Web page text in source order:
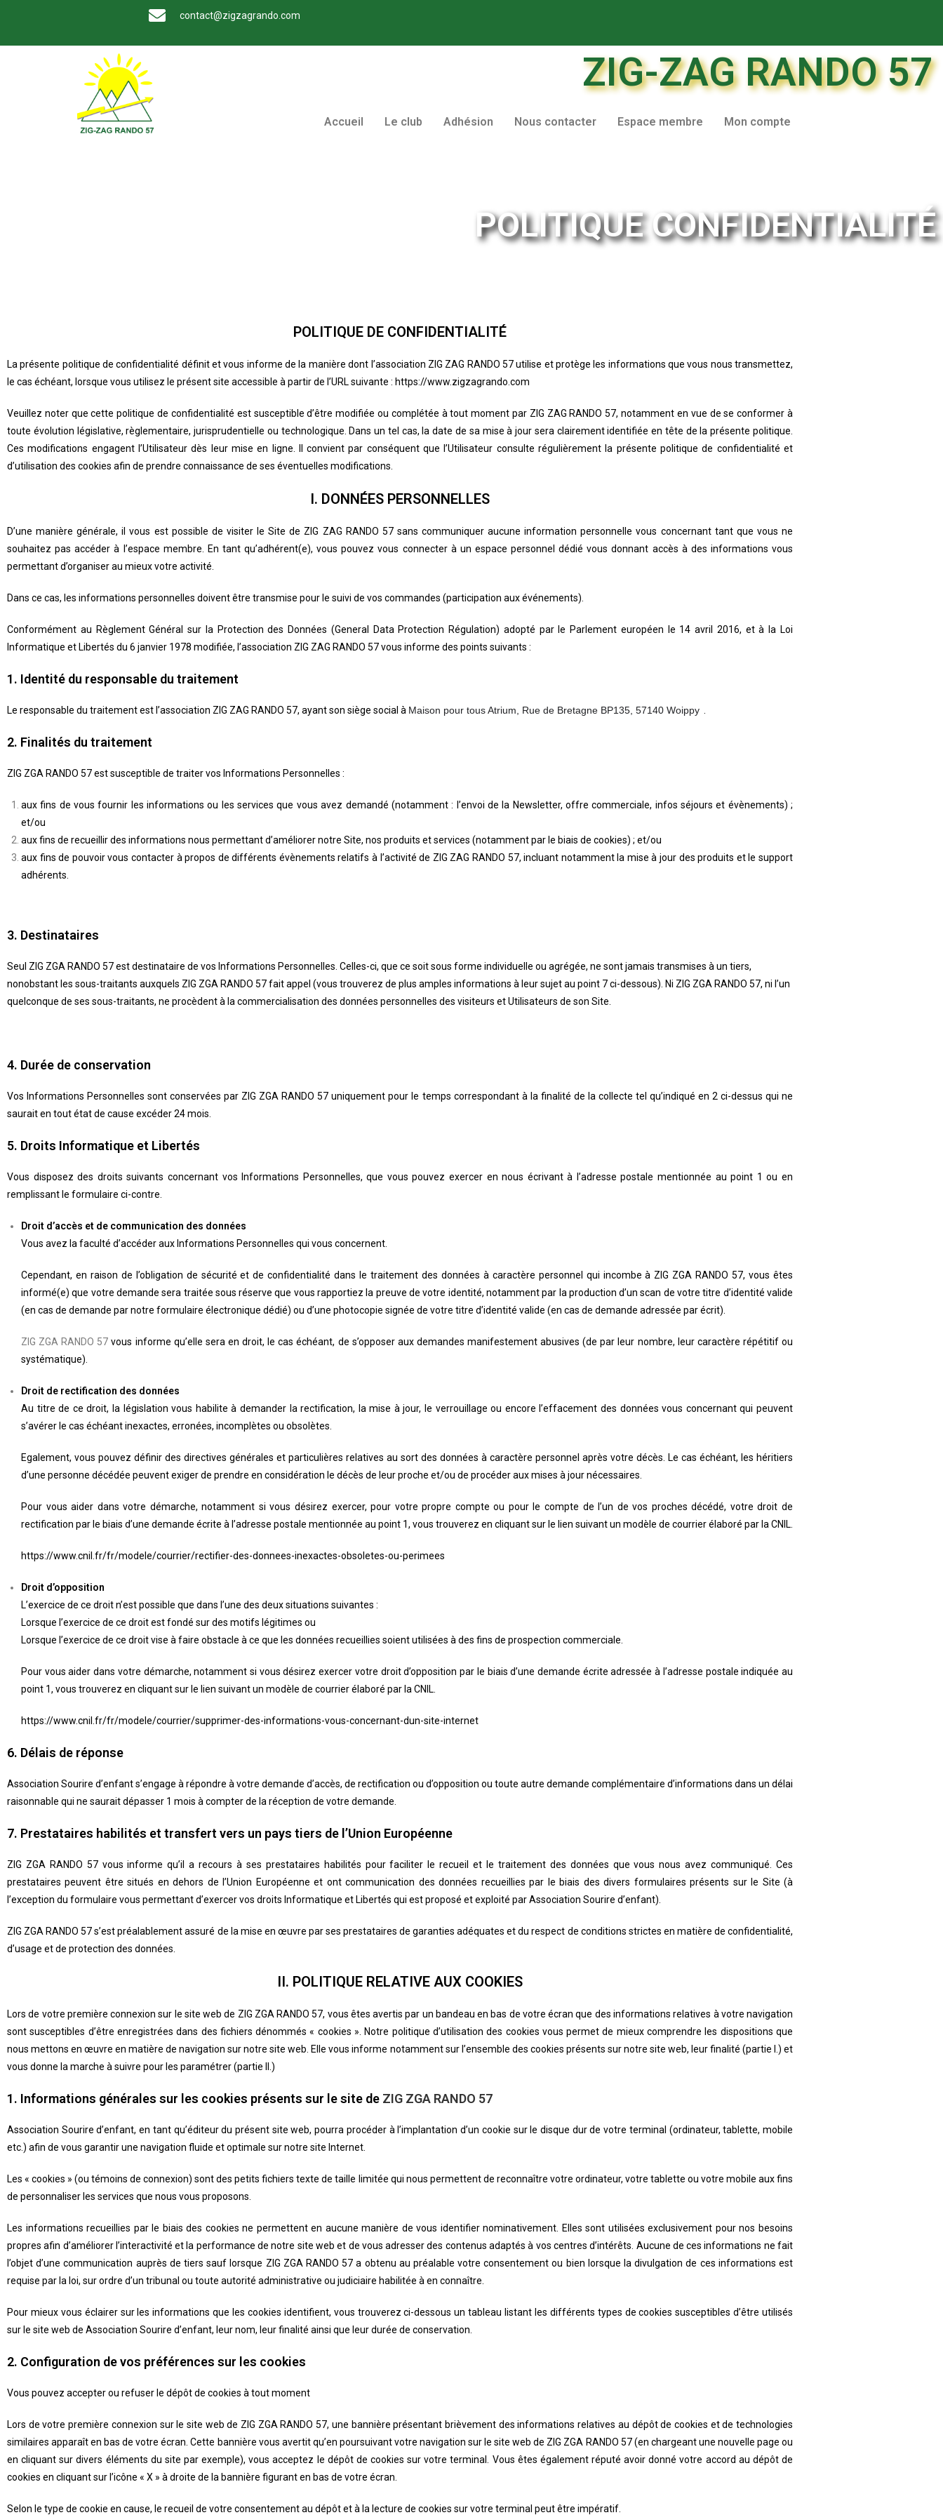
contact@zigzagrando.com
ZIG-ZAG RANDO 57
Accueil Le club Adhésion Nous contacter Espace membre Mon compte
POLITIQUE CONFIDENTIALITÉ
POLITIQUE DE CONFIDENTIALITÉ
La présente politique de confidentialité définit et vous informe de la manière dont l’association ZIG ZAG RANDO 57 utilise et protège les informations que vous nous transmettez,
le cas échéant, lorsque vous utilisez le présent site accessible à partir de l’URL suivante : https://www.zigzagrando.com
Veuillez noter que cette politique de confidentialité est susceptible d’être modifiée ou complétée à tout moment par ZIG ZAG RANDO 57, notamment en vue de se conformer à
toute évolution législative, règlementaire, jurisprudentielle ou technologique. Dans un tel cas, la date de sa mise à jour sera clairement identifiée en tête de la présente politique.
Ces modifications engagent l’Utilisateur dès leur mise en ligne. Il convient par conséquent que l’Utilisateur consulte régulièrement la présente politique de confidentialité et
d’utilisation des cookies afin de prendre connaissance de ses éventuelles modifications.
I. DONNÉES PERSONNELLES
D’une manière générale, il vous est possible de visiter le Site de ZIG ZAG RANDO 57 sans communiquer aucune information personnelle vous concernant tant que vous ne
souhaitez pas accéder à l’espace membre. En tant qu’adhérent(e), vous pouvez vous connecter à un espace personnel dédié vous donnant accès à des informations vous
permettant d’organiser au mieux votre activité.
Dans ce cas, les informations personnelles doivent être transmise pour le suivi de vos commandes (participation aux événements).
Conformément au Règlement Général sur la Protection des Données (General Data Protection Régulation) adopté par le Parlement européen le 14 avril 2016, et à la Loi
Informatique et Libertés du 6 janvier 1978 modifiée, l’association ZIG ZAG RANDO 57 vous informe des points suivants :
1. Identité du responsable du traitement
Le responsable du traitement est l’association ZIG ZAG RANDO 57, ayant son siège social à Maison pour tous Atrium, Rue de Bretagne BP135, 57140 Woippy
2. Finalités du traitement
ZIG ZGA RANDO 57 est susceptible de traiter vos Informations Personnelles :
aux fins de vous fournir les informations ou les services que vous avez demandé (notamment : l’envoi de la Newsletter, offre commerciale, infos séjours et évènements) ;
et/ou
aux fins de recueillir des informations nous permettant d’améliorer notre Site, nos produits et services (notamment par le biais de cookies) ; et/ou
aux fins de pouvoir vous contacter à propos de différents évènements relatifs à l’activité de ZIG ZAG RANDO 57, incluant notamment la mise à jour des produits et le support
adhérents.
3. Destinataires
Seul ZIG ZGA RANDO 57est destinataire de vos Informations Personnelles. Celles-ci, que ce soit sous forme individuelle ou agrégée, ne sont jamais transmises à un tiers,
nonobstant les sous-traitants auxquels ZIG ZGA RANDO 57fait appel (vous trouverez de plus amples informations à leur sujet au point 7 ci-dessous). Ni ZIG ZGA RANDO 57, ni l’un
quelconque de ses sous-traitants, ne procèdent à la commercialisation des données personnelles des visiteurs et Utilisateurs de son Site.
4. Durée de conservation
Vos Informations Personnelles sont conservées par ZIG ZGA RANDO 57 uniquement pour le temps correspondant à la finalité de la collecte tel qu’indiqué en 2 ci-dessus qui ne
saurait en tout état de cause excéder 24 mois.
5. Droits Informatique et Libertés
Vous disposez des droits suivants concernant vos Informations Personnelles, que vous pouvez exercer en nous écrivant à l’adresse postale mentionnée au point 1 ou en
remplissant le formulaire ci-contre.
Droit d’accès et de communication des données
Vous avez la faculté d’accéder aux Informations Personnelles qui vous concernent.
Cependant, en raison de l’obligation de sécurité et de confidentialité dans le traitement des données à caractère personnel qui incombe à ZIG ZGA RANDO 57, vous êtes
informé(e) que votre demande sera traitée sous réserve que vous rapportiez la preuve de votre identité, notamment par la production d’un scan de votre titre d’identité valide
(en cas de demande par notre formulaire électronique dédié) ou d’une photocopie signée de votre titre d’identité valide (en cas de demande adressée par écrit).
ZIG ZGA RANDO 57 vous informe qu’elle sera en droit, le cas échéant, de s’opposer aux demandes manifestement abusives (de par leur nombre, leur caractère répétitif ou
systématique).
Droit de rectification des données
Au titre de ce droit, la législation vous habilite à demander la rectification, la mise à jour, le verrouillage ou encore l’effacement des données vous concernant qui peuvent
s’avérer le cas échéant inexactes, erronées, incomplètes ou obsolètes.
Egalement, vous pouvez définir des directives générales et particulières relatives au sort des données à caractère personnel après votre décès. Le cas échéant, les héritiers
d’une personne décédée peuvent exiger de prendre en considération le décès de leur proche et/ou de procéder aux mises à jour nécessaires.
Pour vous aider dans votre démarche, notamment si vous désirez exercer, pour votre propre compte ou pour le compte de l’un de vos proches décédé, votre droit de
rectification par le biais d’une demande écrite à l’adresse postale mentionnée au point 1, vous trouverez en cliquant sur le lien suivant un modèle de courrier élaboré par la CNIL.
https://www.cnil.fr/fr/modele/courrier/rectifier-des-donnees-inexactes-obsoletes-ou-perimees
Droit d’opposition
L’exercice de ce droit n’est possible que dans l’une des deux situations suivantes :
Lorsque l’exercice de ce droit est fondé sur des motifs légitimes ou
Lorsque l’exercice de ce droit vise à faire obstacle à ce que les données recueillies soient utilisées à des fins de prospection commerciale.
Pour vous aider dans votre démarche, notamment si vous désirez exercer votre droit d’opposition par le biais d’une demande écrite adressée à l’adresse postale indiquée au
point 1, vous trouverez en cliquant sur le lien suivant un modèle de courrier élaboré par la CNIL.
https://www.cnil.fr/fr/modele/courrier/supprimer-des-informations-vous-concernant-dun-site-internet
6. Délais de réponse
Association Sourire d’enfant s’engage à répondre à votre demande d’accès, de rectification ou d’opposition ou toute autre demande complémentaire d’informations dans un délai
raisonnable qui ne saurait dépasser 1 mois à compter de la réception de votre demande.
7. Prestataires habilités et transfert vers un pays tiers de l’Union Européenne
ZIG ZGA RANDO 57vous informe qu’il a recours à ses prestataires habilités pour faciliter le recueil et le traitement des données que vous nous avez communiqué. Ces
prestataires peuvent être situés en dehors de l’Union Européenne et ont communication des données recueillies par le biais des divers formulaires présents sur le Site (à
l’exception du formulaire vous permettant d’exercer vos droits Informatique et Libertés qui est proposé et exploité par Association Sourire d’enfant).
ZIG ZGA RANDO 57s’est préalablement assuré de la mise en œuvre par ses prestataires de garanties adéquates et du respect de conditions strictes en matière de confidentialité,
d’usage et de protection des données.
II. POLITIQUE RELATIVE AUX COOKIES
Lors de votre première connexion sur le site web de ZIG ZGA RANDO 57, vous êtes avertis par un bandeau en bas de votre écran que des informations relatives à votre navigation
sont susceptibles d’être enregistrées dans des fichiers dénommés « cookies ». Notre politique d’utilisation des cookies vous permet de mieux comprendre les dispositions que
nous mettons en œuvre en matière de navigation sur notre site web. Elle vous informe notamment sur l’ensemble des cookies présents sur notre site web, leur finalité (partie I.) et
vous donne la marche à suivre pour les paramétrer (partie II.)
1. Informations générales sur les cookies présents sur le site de ZIG ZGA RANDO 57
Association Sourire d’enfant, en tant qu’éditeur du présent site web, pourra procéder à l’implantation d’un cookie sur le disque dur de votre terminal (ordinateur, tablette, mobile
etc.) afin de vous garantir une navigation fluide et optimale sur notre site Internet.
Les « cookies » (ou témoins de connexion) sont des petits fichiers texte de taille limitée qui nous permettent de reconnaître votre ordinateur, votre tablette ou votre mobile aux fins
de personnaliser les services que nous vous proposons.
Les informations recueillies par le biais des cookies ne permettent en aucune manière de vous identifier nominativement. Elles sont utilisées exclusivement pour nos besoins
propres afin d’améliorer l’interactivité et la performance de notre site web et de vous adresser des contenus adaptés à vos centres d’intérêts. Aucune de ces informations ne fait
l’objet d’une communication auprès de tiers sauf lorsque ZIG ZGA RANDO 57 a obtenu au préalable votre consentement ou bien lorsque la divulgation de ces informations est
requise par la loi, sur ordre d’un tribunal ou toute autorité administrative ou judiciaire habilitée à en connaître.
Pour mieux vous éclairer sur les informations que les cookies identifient, vous trouverez ci-dessous un tableau listant les différents types de cookies susceptibles d’être utilisés
sur le site web de Association Sourire d’enfant, leur nom, leur finalité ainsi que leur durée de conservation.
2. Configuration de vos préférences sur les cookies
Vous pouvez accepter ou refuser le dépôt de cookies à tout moment
Lors de votre première connexion sur le site web de ZIG ZGA RANDO 57, une bannière présentant brièvement des informations relatives au dépôt de cookies et de technologies
similaires apparaît en bas de votre écran. Cette bannière vous avertit qu’en poursuivant votre navigation sur le site web de ZIG ZGA RANDO 57(en chargeant une nouvelle page ou
en cliquant sur divers éléments du site par exemple), vous acceptez le dépôt de cookies sur votre terminal. Vous êtes également réputé avoir donné votre accord au dépôt de
cookies en cliquant sur l’icône « X » à droite de la bannière figurant en bas de votre écran.
Selon le type de cookie en cause, le recueil de votre consentement au dépôt et à la lecture de cookies sur votre terminal peut être impératif.